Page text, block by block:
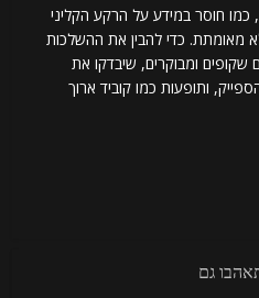
חוסר במידע על הרקע הקליני
כדי להבין את ההשלכות
ומבוקרים, שיבדקו את
ותופעות כמו קוביד ארוך
גם